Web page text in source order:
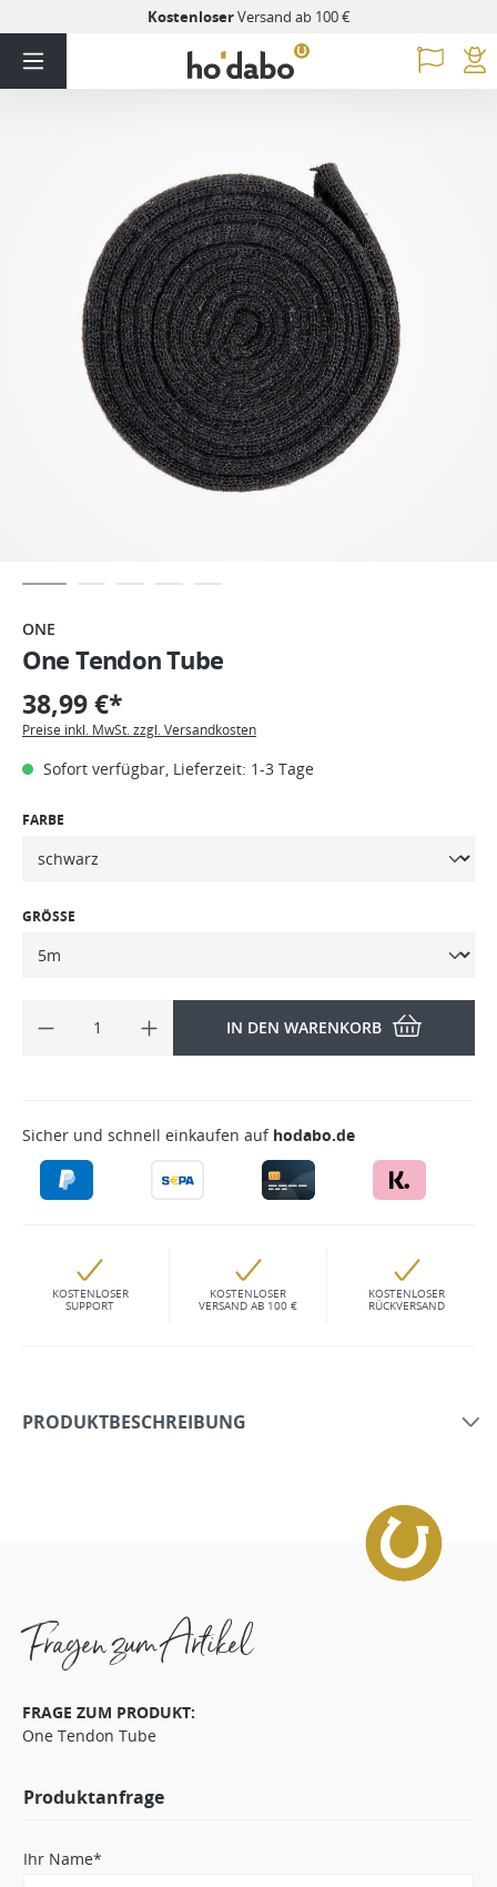
KostenloserVersand ab 100 €
ONE
One Tendon Tube
38,99 €*
Preise inkl. MwSt. zzgl. Versandkosten
Sofort verfügbar, Lieferzeit: 1-3 Tage
FARBE
GRÖSSE
IN DEN WARENKORB
Sicher und schnell einkaufen auf hodabo.de
KOSTENLOSER
SUPPORT
KOSTENLOSER
VERSAND AB 100 €
KOSTENLOSER
RÜCKVERSAND
PRODUKTBESCHREIBUNG
Fragen zum Artikel
FRAGE ZUM PRODUKT:
One Tendon Tube
Produktanfrage
Ihr Name*